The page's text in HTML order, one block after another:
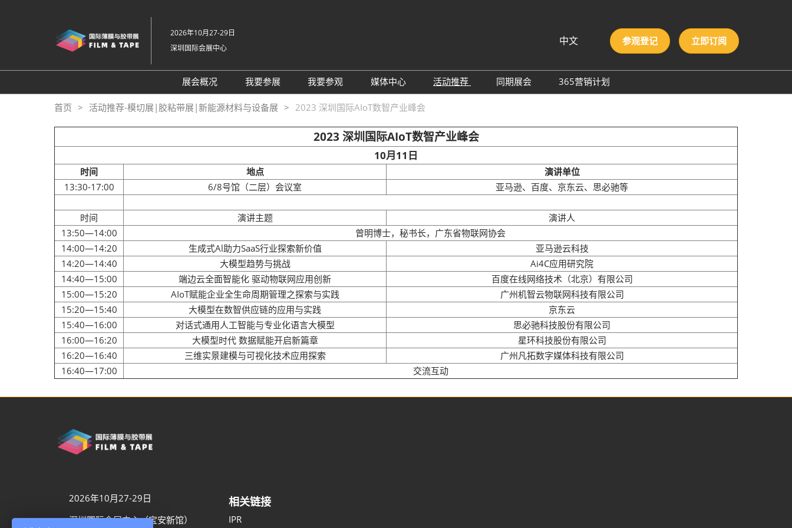
跳
转
容
2026年10月27-29日
深圳国际会展中心
中文
English
한국인
Tiếng Việt
参观登记 立即订阅
展会概况
展会概况
展品范围
交通住宿
特色展区
关于主办方
包容性和多元化
常见问题解答
展馆平面图
2026越南国际薄膜与胶带展
我要参展
展位预定
展商评语
展商增值服务
励展通APP
重点观众
为何参展
商贸配对
我要参观
参观预登记
特邀贵宾
展商名录
推荐展商
组团参观
RX Connect 励展通
媒体中心
行业新闻
展会新闻
展商动态
合作媒体
活动推荐
2026越南国际薄膜与胶带展
同期展会
国际新材料新工艺及色彩展
览会
365营销计划
首页 活动推荐-模切展|胶粘带展|新能源材料与设备展 2023 深圳国际AIoT数智产业峰会
2023 深圳国际AIoT数智产业峰会
10月11日
时间 地点
演讲单位
13:30-17:00
6/8号馆（二层）会议室 亚马逊、百度、京东云、思必驰等
时间 演讲主题
演讲人
13:50—14:00
曾明博士，秘书长，广东省物联网协会
14:00—14:20
生成式Al助力SaaS行业探索新价值
亚马逊云科技
14:20—14:40
大模型趋势与挑战
Ai4C应用研究院
14:40—15:00
端边云全面智能化 驱动物联网应用创新
百度在线网络技术（北京）有限公司
15:00—15:20
AIoT赋能企业全生命周期管理之探索与实践
广州机智云物联网科技有限公司
15:20—15:40
大模型在数智供应链的应用与实践
京东云
15:40—16:00
对话式通用人工智能与专业化语言大模型
思必驰科技股份有限公司
16:00—16:20
大模型时代 数据赋能开启新篇章
星环科技股份有限公司
16:20—16:40
三维实景建模与可视化技术应用探索
广州凡拓数字媒体科技有限公司
16:40—17:00
交流互动
2026年10月27-29日
深圳国际会展中心（宝安新馆）
相关链接
IPR